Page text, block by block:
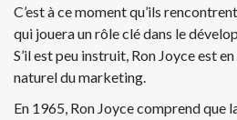
C’est à ce moment qu’ils
qui jouera un rôle clé dans le
S’il est peu instruit, Ron Joyce est
naturel du marketing.
En 1965, Ron Joyce comprend que